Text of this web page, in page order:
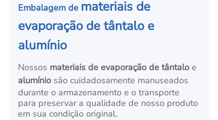
Embalagem de materiais de
evaporação de tântalo e
alumínio
Nossos materiais de evaporação de tântalo e
alumínio são cuidadosamente manuseados
durante o armazenamento e o transporte
para preservar a qualidade de nosso produto
em sua condição original.